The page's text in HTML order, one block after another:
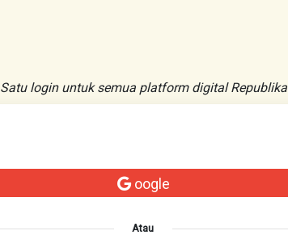
Satu login untuk semua platform digital Republika
oogle
Atau